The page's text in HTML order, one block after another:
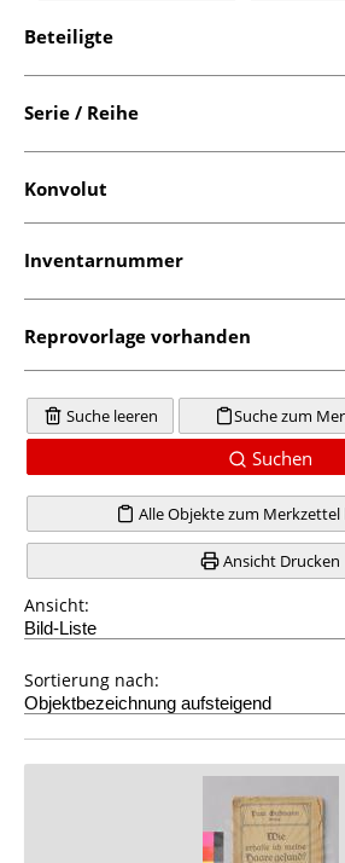
Beteiligte
Serie / Reihe
Konvolut
Inventarnummer
Reprovorlage vorhanden
Suche leeren Suche zum
Suchen
Alle Objekte zum
Ansicht Drucken
Ansicht:
Sortierung nach: